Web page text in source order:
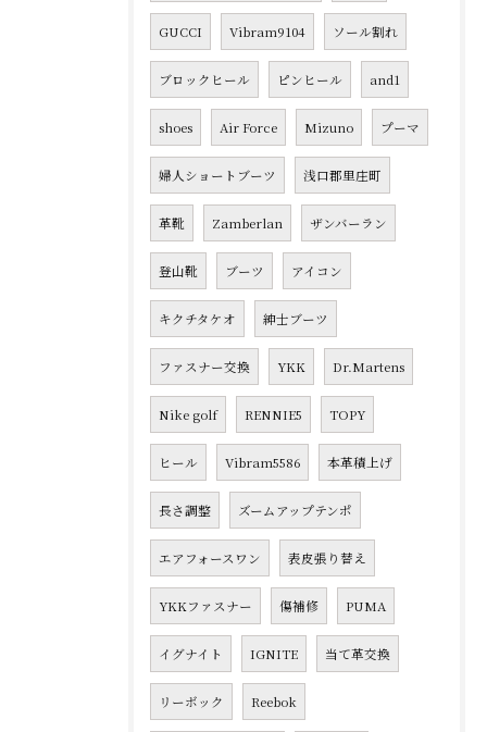
GUCCI Vibram9104 ソール割れ
ブロックヒール ピンヒール and1
shoes Air Force Mizuno プーマ
婦人ショートブーツ 浅口郡里庄町
革靴 Zamberlan ザンバーラン
登山靴 ブーツ アイコン
キクチタケオ 紳士ブーツ
ファスナー交換 YKK Dr.Martens
Nike golf RENNIE5 TOPY
ヒール Vibram5586 本革積上げ
長さ調整 ズームアップテンポ
エアフォースワン 表皮張り替え
YKKファスナー 傷補修 PUMA
イグナイト IGNITE 当て革交換
リーボック Reebok